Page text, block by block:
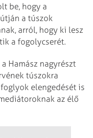
be, hogy a
a túszok
arról, hogy ki lesz
a fogolycserét.
Hamász nagyrészt
túszokra
elengedését is
az élő